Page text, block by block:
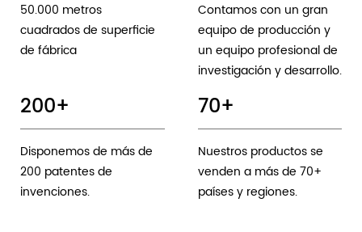
50.000 metros
cuadrados de superficie
de fábrica
Contamos con un gran
equipo de producción y
un equipo profesional de
investigación y desarrollo.
200+
Disponemos de más de
200 patentes de
invenciones.
70+
Nuestros productos se
venden a más de 70+
países y regiones.